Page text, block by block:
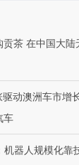
贡茶 在中国大陆
动澳洲车市增
车
器人规模化靠